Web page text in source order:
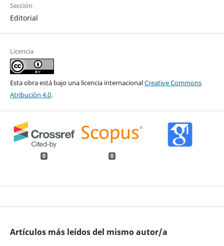
Sección
Editorial
Licencia
Esta obra está bajo una licencia internacionalCreative Commons
Atribución 4.0.
0 0
Artículos más leídos del mismo autor/a